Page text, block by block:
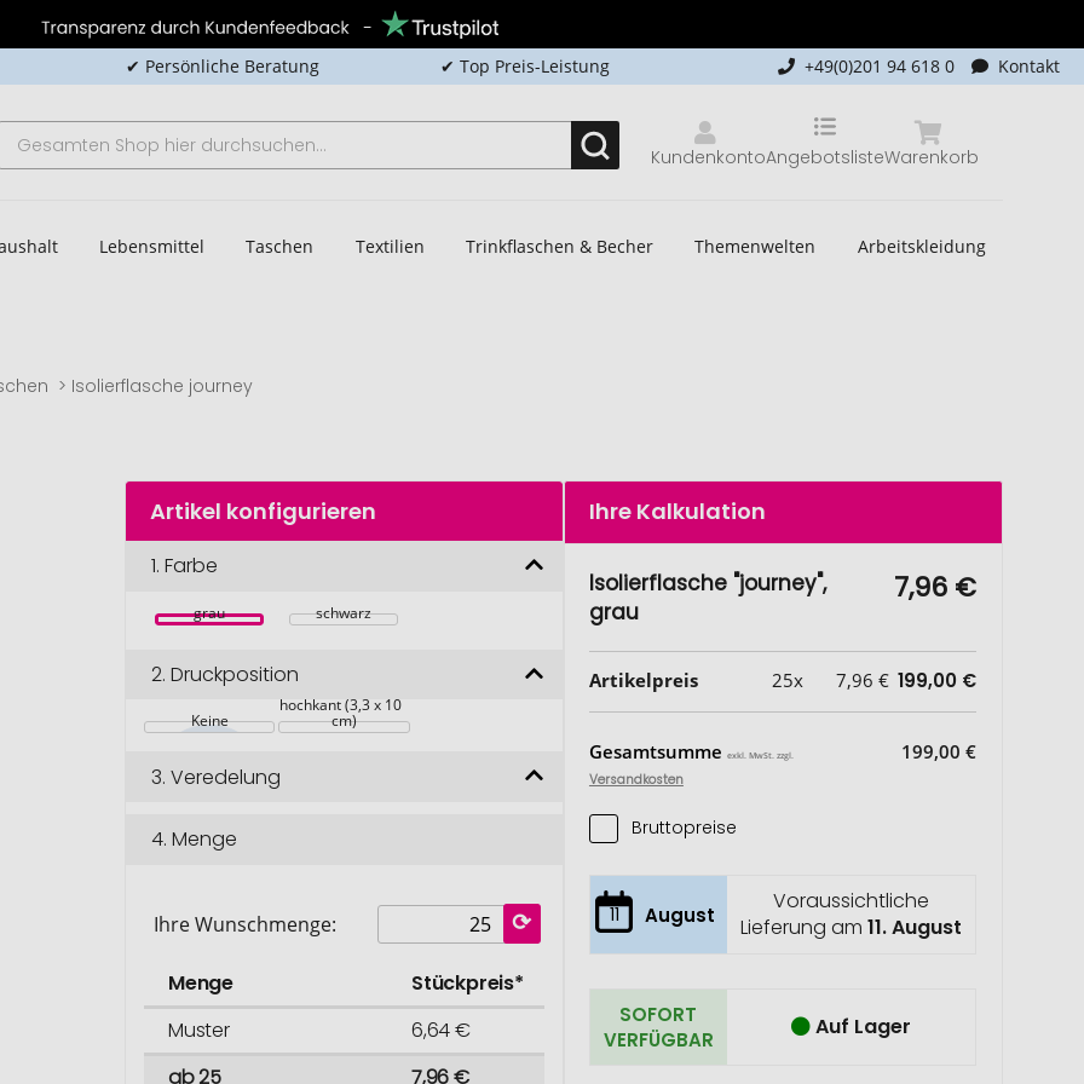
✔ Persönliche Beratung ✔ Top Preis-Leistung +49(0)201 94 618 0 Kontakt
Kundenkonto Warenkorb
Angebotsliste
Lebensmittel Taschen Textilien Trinkflaschen & Becher Themenwelten Arbeitskleidung
Isolierflasche journey
Artikel konfigurieren
1.Farbe
grau schwarz
2.Druckposition
Keine
hochkant (3,3 x 10
cm)
3.Veredelung
4.Menge
Ihre Wunschmenge:
Menge
Stückpreis*
Muster
6,64 €
ab 25
7,96 €
Ihre Kalkulation
Isolierflasche "journey",
grau
7,96 €
Artikelpreis 25x 7,96 € 199,00 €
Gesamtsumme exkl. MwSt. zzgl.
Versandkosten
199,00 €
Bruttopreise
11 August
Voraussichtliche
Lieferung am 11. August
SOFORT
VERFÜGBAR
Auf Lager